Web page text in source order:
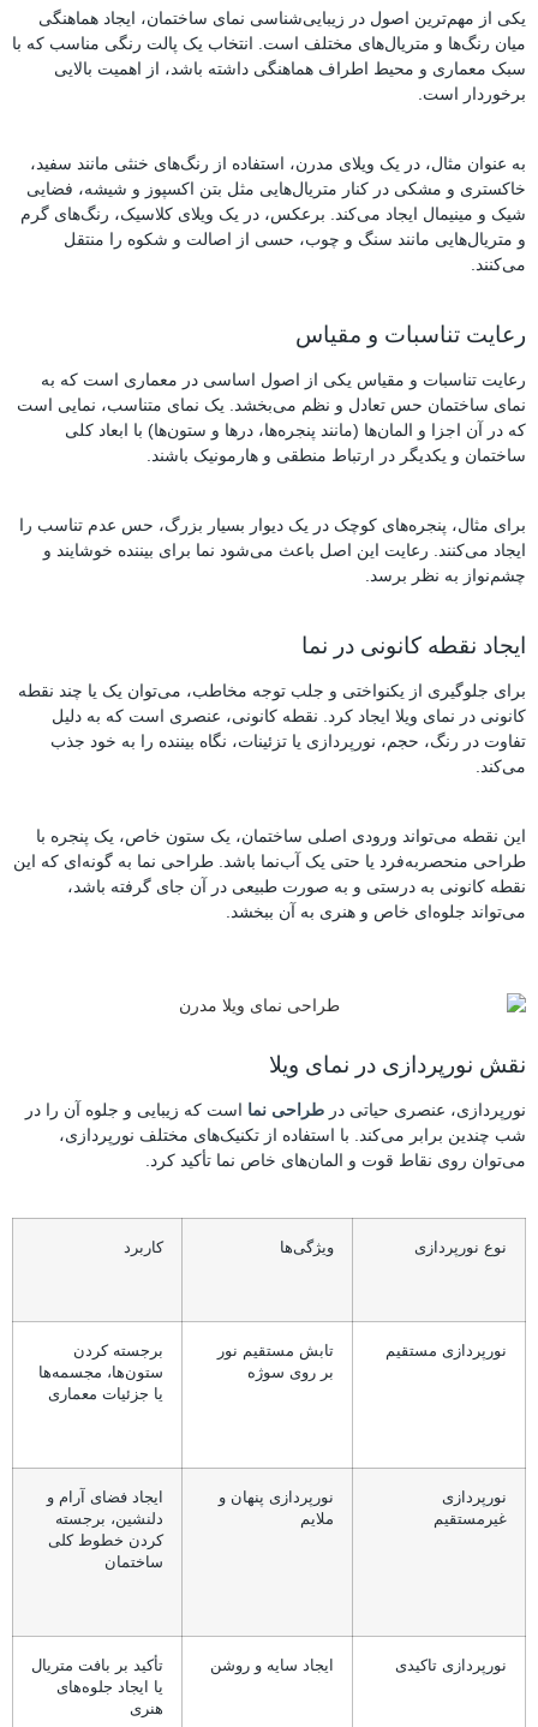
یکی از مهم‌ترین اصول در زیبایی‌شناسی نمای ساختمان، ایجاد هماهنگی
میان رنگ‌ها و متریال‌های مختلف است. انتخاب یک پالت رنگی مناسب که با
سبک معماری و محیط اطراف هماهنگی داشته باشد، از اهمیت بالایی
برخوردار است.
به عنوان مثال، در یک ویلای مدرن، استفاده از رنگ‌های خنثی مانند سفید،
خاکستری و مشکی در کنار متریال‌هایی مثل بتن اکسپوز و شیشه، فضایی
شیک و مینیمال ایجاد می‌کند. برعکس، در یک ویلای کلاسیک، رنگ‌های گرم
و متریال‌هایی مانند سنگ و چوب، حسی از اصالت و شکوه را منتقل
می‌کنند.
رعایت تناسبات و مقیاس
رعایت تناسبات و مقیاس یکی از اصول اساسی در معماری است که به
نمای ساختمان حس تعادل و نظم می‌بخشد. یک نمای متناسب، نمایی است
که در آن اجزا و المان‌ها (مانند پنجره‌ها، درها و ستون‌ها) با ابعاد کلی
ساختمان و یکدیگر در ارتباط منطقی و هارمونیک باشند.
برای مثال، پنجره‌های کوچک در یک دیوار بسیار بزرگ، حس عدم تناسب را
ایجاد می‌کنند. رعایت این اصل باعث می‌شود نما برای بیننده خوشایند و
چشم‌نواز به نظر برسد.
ایجاد نقطه کانونی در نما
برای جلوگیری از یکنواختی و جلب توجه مخاطب، می‌توان یک یا چند نقطه
کانونی در نمای ویلا ایجاد کرد. نقطه کانونی، عنصری است که به دلیل
تفاوت در رنگ، حجم، نورپردازی یا تزئینات، نگاه بیننده را به خود جذب
می‌کند.
این نقطه می‌تواند ورودی اصلی ساختمان، یک ستون خاص، یک پنجره با
طراحی منحصربه‌فرد یا حتی یک آب‌نما باشد. طراحی نما به گونه‌ای که این
نقطه کانونی به درستی و به صورت طبیعی در آن جای گرفته باشد،
می‌تواند جلوه‌ای خاص و هنری به آن ببخشد.
نقش نورپردازی در نمای ویلا
نورپردازی، عنصری حیاتی درطراحی نمااست که زیبایی و جلوه آن را در
شب چندین برابر می‌کند. با استفاده از تکنیک‌های مختلف نورپردازی،
می‌توان روی نقاط قوت و المان‌های خاص نما تأکید کرد.
نوع نورپردازی ویژگی‌ها کاربرد
نورپردازی مستقیم
تابش مستقیم نور
بر روی سوژه
برجسته کردن
ستون‌ها، مجسمه‌ها
یا جزئیات معماری
نورپردازی
غیرمستقیم
نورپردازی پنهان و
ملایم
ایجاد فضای آرام و
دلنشین، برجسته
کردن خطوط کلی
ساختمان
نورپردازی تاکیدی ایجاد سایه و روشن
تأکید بر بافت متریال
یا ایجاد جلوه‌های
هنری